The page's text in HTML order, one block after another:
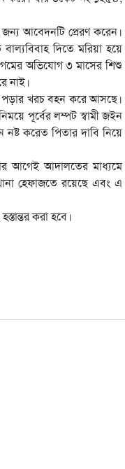
জন্য আবেদনটি প্রেরণ করেন।
দিতে মরিয়া হয়ে
অভিযোগ ৩ মাসের শিশু
নাই।
পড়ার খরচ বহন করে আসছে।
পূর্বের লম্পট স্বামী জইন
করেত পিতার দাবি নিয়ে
আগেই আদালতের মাধ্যমে
হেফাজতে রয়েছে এবং এ
করা হবে।